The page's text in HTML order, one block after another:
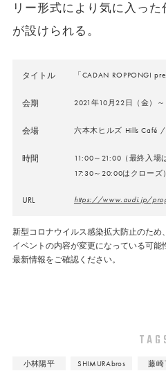
リー形式により気に入っ
が設けられる。
タイトル 「CADAN ROPPONGI
会期 2021年10月22日（金）～
会場 六本木ヒルズ Hills Café /
時間
11:00～21:00（最終入場
17:30～20:00はクローズ）
URL https://www.audi.jp/
新型コロナウイルス感染拡大防止のた
イベントの内容が変更になっている可
最新情報をご確認ください。
小林陽平 SHIMURAbros 藤崎